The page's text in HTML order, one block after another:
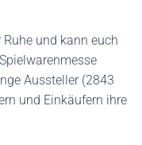
und kann euch
Aussteller (2843
und Einkäufern ihre